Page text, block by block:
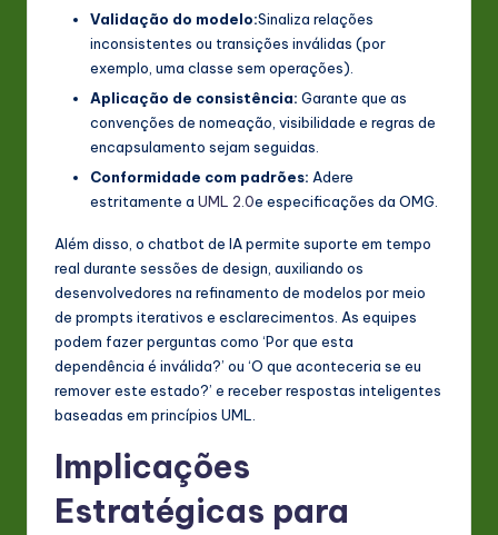
Validação do modelo:Sinaliza relações
inconsistentes ou transições inválidas (por
exemplo, uma classe sem operações).
Aplicação de consistência: Garante que as
convenções de nomeação, visibilidade e regras de
encapsulamento sejam seguidas.
Conformidade com padrões: Adere
estritamente a UML 2.0e especificações da OMG.
Além disso, o chatbot de IA permite suporte em tempo
real durante sessões de design, auxiliando os
desenvolvedores na refinamento de modelos por meio
de prompts iterativos e esclarecimentos. As equipes
podem fazer perguntas como ‘Por que esta
dependência é inválida?’ ou ‘O que aconteceria se eu
remover este estado?’ e receber respostas inteligentes
baseadas em princípios UML.
Implicações
Estratégicas para